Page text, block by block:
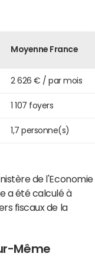
Moyenne France
2 626 € / par mois
1 107 foyers
1,7 personne(s)
de l'Economie
a été calculé à
fiscaux de la
Même